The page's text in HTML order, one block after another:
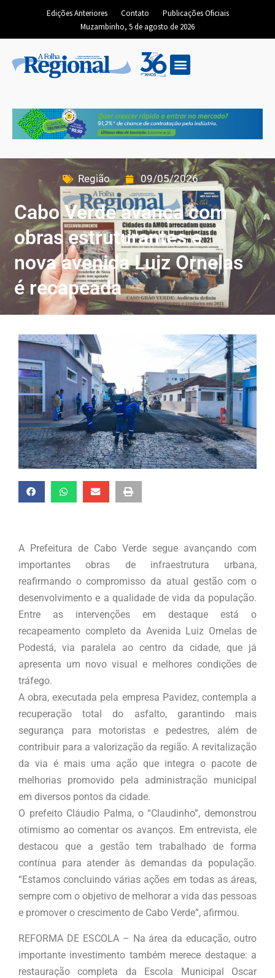
Edições Anteriores Contato
Publicações Oficiais
Muzambinho, 5 de agosto de 2026
Região 09/05/2026
Cabo Verde avança com
obras estruturantes e
nova avenida Luiz Ornelas
é recapeada
A Prefeitura de Cabo Verde segue avançando com
importantes obras de infraestrutura urbana,
reafirmando o compromisso da atual gestão com o
desenvolvimento e a qualidade de vida da população.
Entre as intervenções em destaque está o
recapeamento completo da Avenida Luiz Ornelas de
Podestá, via paralela ao centro da cidade, que já
apresenta um novo visual e melhores condições de
tráfego.
A obra, executada pela empresa Pavidez, contempla a
recuperação total do asfalto, garantindo mais
segurança para motoristas e pedestres, além de
contribuir para a valorização da região. A revitalização
da via é mais uma ação que integra o pacote de
melhorias promovido pela administração municipal
em diversos pontos da cidade.
O prefeito Cláudio Palma, o “Claudinho”, demonstrou
otimismo ao comentar os avanços. Em entrevista, ele
destacou que a gestão tem trabalhado de forma
contínua para atender às demandas da população.
“Estamos concluindo várias ações em todas as áreas,
sempre com o objetivo de melhorar a vida das pessoas
e promover o crescimento de Cabo Verde”, afirmou.
REFORMA DE ESCOLA – Na área da educação, outro
importante investimento também merece destaque: a
restauração completa da Escola Municipal Oscar